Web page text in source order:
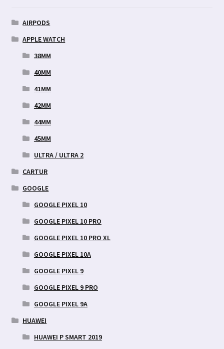
AIRPODS
APPLE WATCH
38MM
40MM
41MM
42MM
44MM
45MM
ULTRA / ULTRA 2
CARTUR
GOOGLE
GOOGLE PIXEL 10
GOOGLE PIXEL 10 PRO
GOOGLE PIXEL 10 PRO XL
GOOGLE PIXEL 10A
GOOGLE PIXEL 9
GOOGLE PIXEL 9 PRO
GOOGLE PIXEL 9A
HUAWEI
HUAWEI P SMART 2019